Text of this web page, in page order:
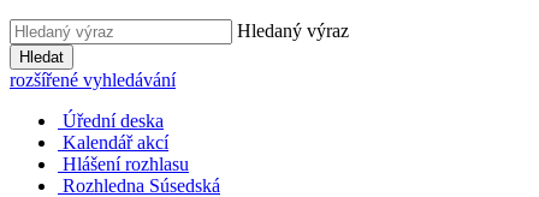
Hledaný výraz
Hledat
rozšířené vyhledávání
Úřední deska
Kalendář akcí
Hlášení rozhlasu
Rozhledna Súsedská